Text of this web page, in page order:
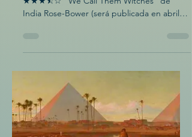
por Catalina Bonati 3,75/ 5 estrellas
India Rose-Bower (será publicada en abril
de 2026) es un cuento de terror folk
de tres hermanos menores, un hermano
mayor y su esposa, y una madre. Recorren el
país en busca de un territorio seguro de las
brujas, que parecen ser monstruos